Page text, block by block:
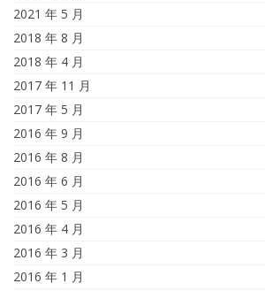
2021 年 5 月
2018 年 8 月
2018 年 4 月
2017 年 11 月
2017 年 5 月
2016 年 9 月
2016 年 8 月
2016 年 6 月
2016 年 5 月
2016 年 4 月
2016 年 3 月
2016 年 1 月